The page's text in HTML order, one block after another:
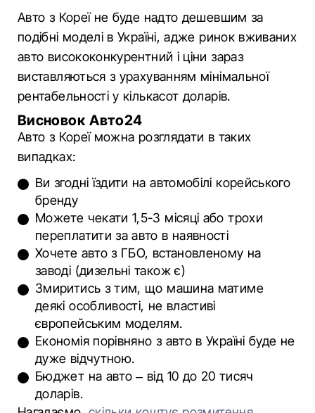
Авто з Кореї не буде надто дешевшим за
подібні моделі в Україні, адже ринок вживаних
авто висококонкурентний і ціни зараз
виставляються з урахуванням мінімальної
рентабельності у кількасот доларів.
Висновок Авто24
Авто з Кореї можна розглядати в таких
випадках:
Ви згодні їздити на автомобілі корейського
бренду
Можете чекати 1,5-3 місяці або трохи
переплатити за авто в наявності
Хочете авто з ГБО, встановленому на
заводі (дизельні також є)
Змиритись з тим, що машина матиме
деякі особливості, не властиві
європейським моделям.
Економія порівняно з авто в Україні буде не
дуже відчутною.
Бюджет на авто – від 10 до 20 тисяч
доларів.